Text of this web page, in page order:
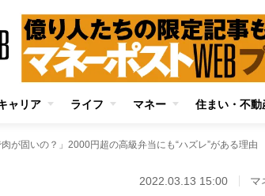
ャリア ライフ マネー 住まい・不動
肉が固いの？」2000円超の高級弁当にも“ハズレ”がある理由
2022.03.13 15:00 マ